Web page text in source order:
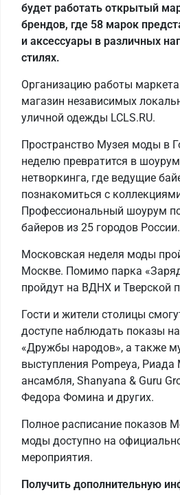
будет работать открытый
брендов, где 58 марок
и аксессуары в различных
стилях.
Организацию работы
магазин независимых
уличной одежды LCLS.RU.
Пространство Музея моды в
неделю превратится в
нетворкинга, где ведущие
познакомиться с
Профессиональный шоурум
байеров из 25 городов России.
Московская неделя моды
Москве. Помимо парка
пройдут на ВДНХ и Тверской
Гости и жители столицы
доступе наблюдать показы
«Дружбы народов», а также
выступления Pompeya,
ансамбля, Shanyana & Guru
Федора Фомина и других.
Полное расписание показов
моды доступно на
мероприятия.
Получить дополнительную